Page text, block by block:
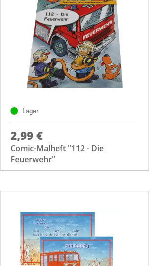
Lager
2,99 €
Comic-Malheft "112 - Die
Feuerwehr"